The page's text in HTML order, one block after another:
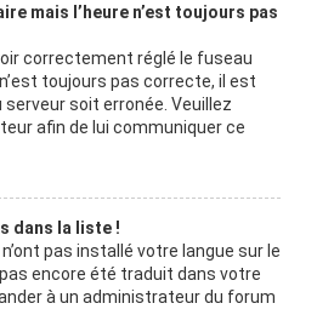
mais l’heure n’est toujours pas
correctement réglé le fuseau
toujours pas correcte, il est
serveur soit erronée. Veuillez
afin de lui communiquer ce
dans la liste !
pas installé votre langue sur le
encore été traduit dans votre
à un administrateur du forum